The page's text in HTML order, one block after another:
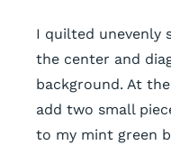
I quilted unevenly
the center and
background. At
add two small
to my mint green